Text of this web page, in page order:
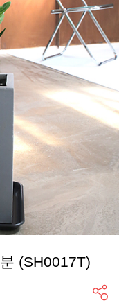
(SH0017T)